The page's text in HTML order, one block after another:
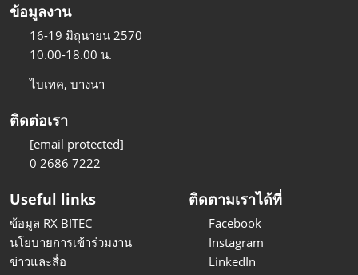
ข้อมูลงาน
16-19 มิถุนายน 2570
10.00-18.00 น.
ไบเทค, บางนา
ติดต่อเรา
[email protected]
0 2686 7222
Useful links
ข้อมูล RX BITEC
นโยบายการเข้าร่วมงาน
ข่าวและสื่อ
ติดตามเราได้ที่
Facebook
Instagram
LinkedIn